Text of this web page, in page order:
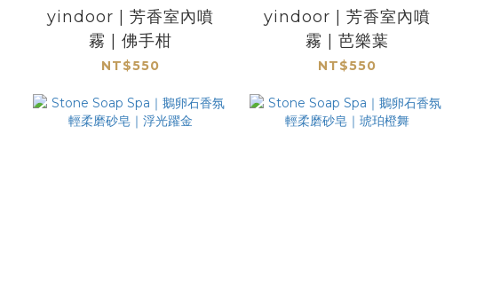
yindoor | 芳香室內噴
霧 | 佛手柑
NT$550
yindoor | 芳香室內噴
霧 | 芭樂葉
NT$550